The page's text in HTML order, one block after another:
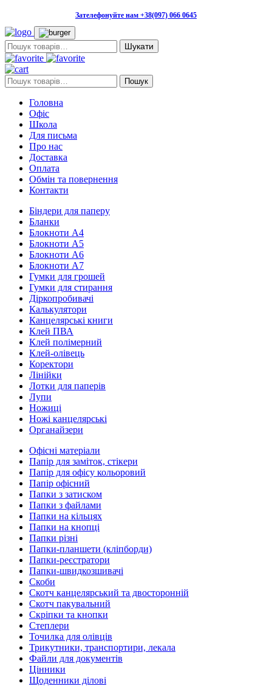
Зателефонуйте нам +38(097) 066 0645
Пошук:
Пошук: Пошук
Головна
Офіс
Школа
Для письма
Про нас
Доставка
Оплата
Обмін та повернення
Контакти
Біндери для паперу
Бланки
Блокноти А4
Блокноти А5
Блокноти А6
Блокноти А7
Гумки для грошей
Гумки для стирання
Діркопробивачі
Калькулятори
Канцелярські книги
Клей ПВА
Клей полімерний
Клей-олівець
Коректори
Лінійки
Лотки для паперів
Лупи
Ножиці
Ножі канцелярські
Органайзери
Офісні матеріали
Папір для заміток, стікери
Папір для офісу кольоровий
Папір офісний
Папки з затиском
Папки з файлами
Папки на кільцях
Папки на кнопці
Папки різні
Папки-планшети (кліпборди)
Папки-реєстратори
Папки-швидкозшивачі
Скоби
Скотч канцелярський та двосторонній
Скотч пакувальний
Скріпки та кнопки
Степлери
Точилка для олівців
Трикутники, транспортири, лекала
Файли для документів
Цінники
Щоденники ділові